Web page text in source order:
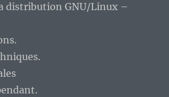
distribution GNU/Linux –